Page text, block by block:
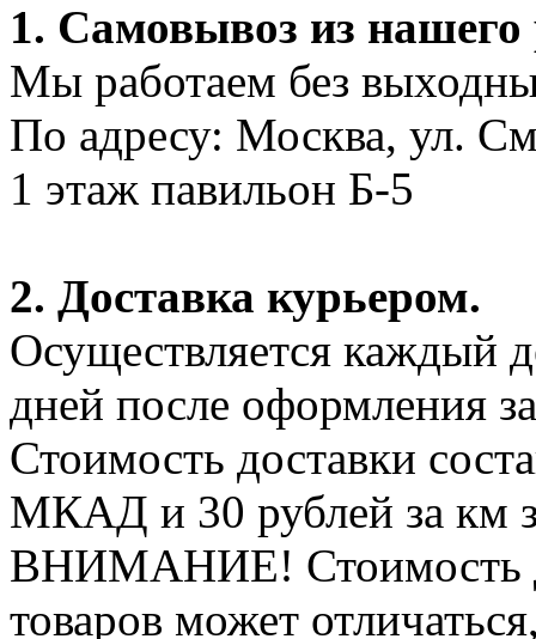
1. Самовывоз из нашего
Мы работаем без
По адресу: Москва, ул.
1 этаж павильон Б-5
2. Доставка курьером.
Осуществляется каждый
дней после оформления
Стоимость доставки
МКАД и 30 рублей за км
ВНИМАНИЕ! Стоимость
товаров может